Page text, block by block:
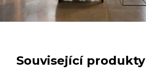
Související produkty